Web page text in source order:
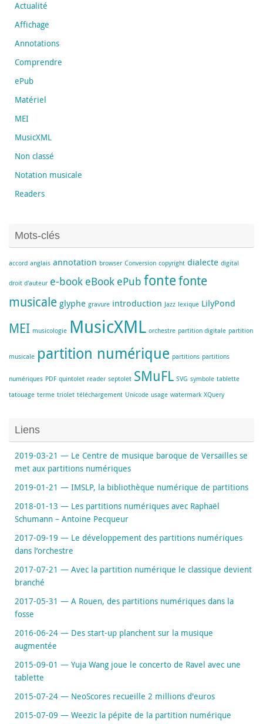
Actualité
Affichage
Annotations
Comprendre
ePub
Matériel
MEI
MusicXML
Non classé
Notation musicale
Readers
Mots-clés
accord anglais annotation browser Conversion copyright dialecte digital
droit d'auteur e-book eBook ePub fontefonte
musicale glyphe gravure introduction Jazz lexique LilyPond
MEI musicologie MusicXML orchestre partition digitale partition
musicale partition numérique partitions partitions
numériques PDF quintolet reader septolet SMuFL SVG symbole tablette
tatouage terme triolet téléchargement Unicode usage watermark XQuery
Liens
2019-03-21 — Le Centre de musique baroque de Versailles se
met aux partitions numériques
2019-01-21 — IMSLP, la bibliothèque numérique de partitions
2018-01-13 — Les partitions numériques avec Raphaël
Schumann – Antoine Pecqueur
2017-09-19 — Le développement des partitions numériques
dans l’orchestre
2017-07-21 — Avec la partition numérique le classique devient
branché
2017-05-31 — A Rouen, des partitions numériques dans la
fosse
2016-06-24 — Des start-up planchent sur la musique
augmentée
2015-09-01 — Yuja Wang joue le concerto de Ravel avec une
tablette
2015-07-24 — NeoScores recueille 2 millions d'euros
2015-07-09 — Weezic la pépite de la partition numérique